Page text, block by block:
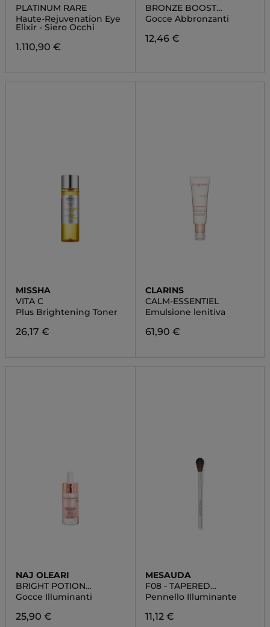
PLATINUM RARE
Haute-Rejuvenation Eye
Elixir - Siero Occhi
1.110,90 €
BRONZE BOOST
INSTANT GEL DROPS
Gocce Abbronzanti
12,46 €
MISSHA
VITA C
Plus Brightening Toner
26,17 €
CLARINS
CALM-ESSENTIEL
Emulsione lenitiva
61,90 €
NAJ OLEARI
BRIGHT POTION
HIGHLIGHTER
Gocce Illuminanti
25,90 €
MESAUDA
F08 - TAPERED
HIGHLIGHTER BRUSH
Pennello Illuminante
11,12 €